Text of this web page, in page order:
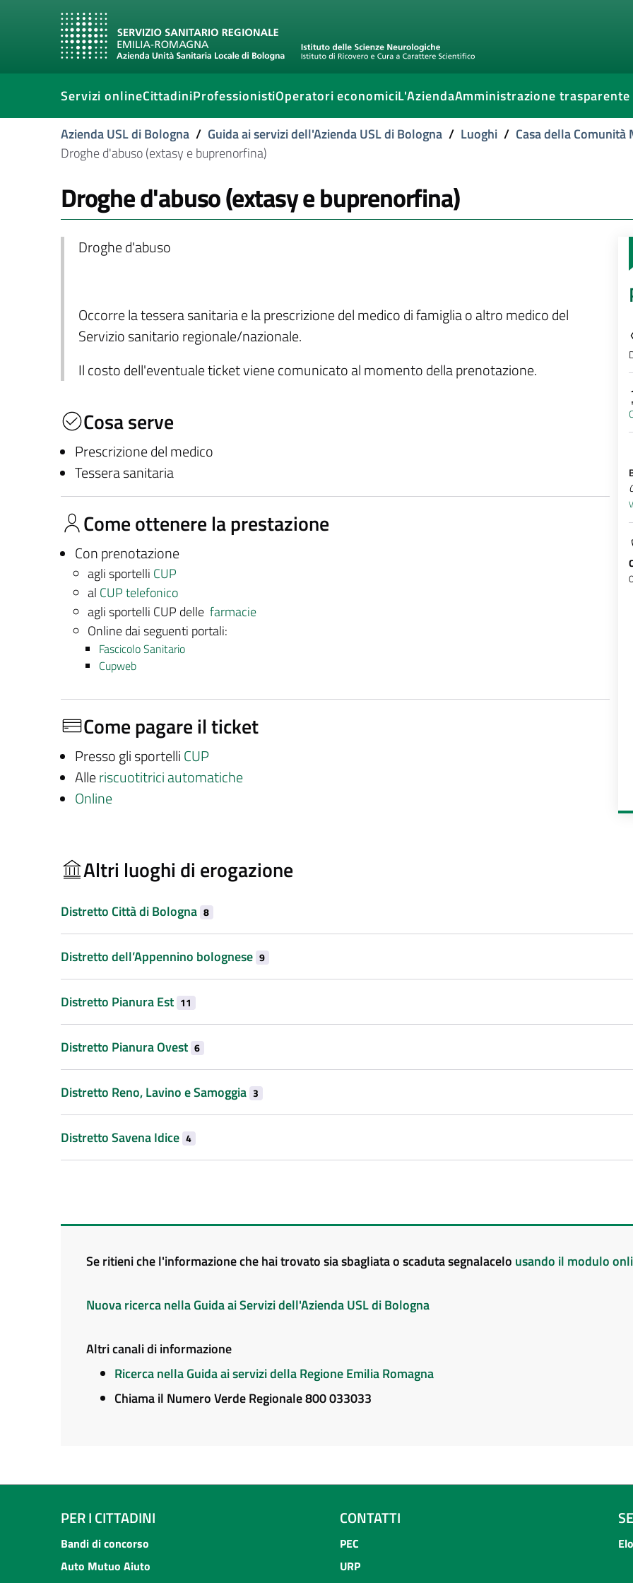
Servizi onlineCittadiniProfessionistiOperatori economiciL'AziendaAmministrazione trasparente
Azienda USL di Bologna / Guida ai servizi dell'Azienda USL di Bologna / Luoghi / Casa della Comunità
Droghe d'abuso (extasy e buprenorfina)
Droghe d'abuso (extasy e buprenorfina)
Droghe d'abuso
Occorre la tessera sanitaria e la prescrizione del medico di famiglia o altro medico del
Servizio sanitario regionale/nazionale.
Il costo dell'eventuale ticket viene comunicato al momento della prenotazione.
Cosa serve
Prescrizione del medico
Tessera sanitaria
Come ottenere la prestazione
Con prenotazione
agli sportelli CUP
al CUP telefonico
agli sportelli CUP delle farmacie
Online dai seguenti portali:
Fascicolo Sanitario
Cupweb
Come pagare il ticket
Presso gli sportelli CUP
Alleriscuotitrici automatiche
Online
Altri luoghi di erogazione
Distretto Città di Bologna 8
Distretto dell’Appennino bolognese 9
Distretto Pianura Est 11
Distretto Pianura Ovest 6
Distretto Reno, Lavino e Samoggia 3
Distretto Savena Idice 4
Se ritieni che l'informazione che hai trovato sia sbagliata o scaduta segnalacelo usando il modulo
Nuova ricerca nella Guida ai Servizi dell'Azienda USL di Bologna
Altri canali di informazione
Ricerca nella Guida ai servizi della Regione Emilia Romagna
Chiama il Numero Verde Regionale 800 033033
PER I CITTADINI
Bandi di concorso
Auto Mutuo Aiuto
CONTATTI
PEC
URP